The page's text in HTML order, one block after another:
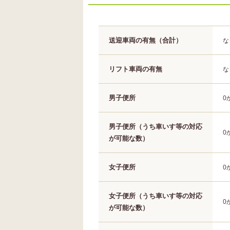
送迎車両の有無（合計） な
リフト車両の有無 な
男子便所 0
男子便所（うち車いす等の対応
が可能な数）
0
女子便所 0
女子便所（うち車いす等の対応
が可能な数）
0